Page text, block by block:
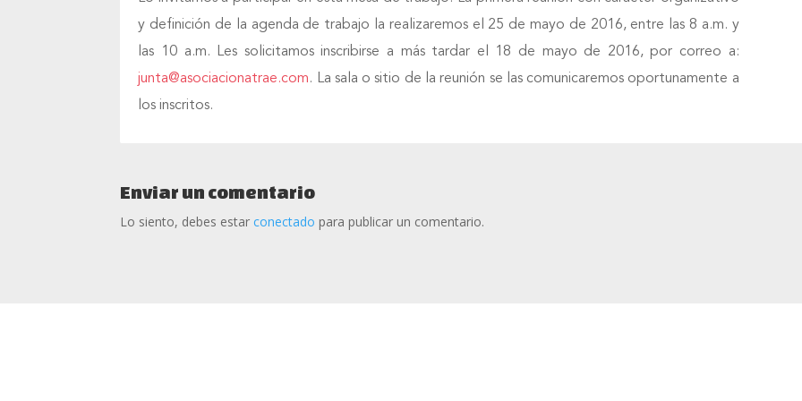
y definición de la agenda de trabajo la realizaremos el 25 de mayo de 2016, entre las 8 a.m. y
las 10 a.m. Les solicitamos inscribirse a más tardar el 18 de mayo de 2016, por correo a:
junta@asociacionatrae.com. La sala o sitio de la reunión se las comunicaremos oportunamente a
los inscritos.
Enviar un comentario
Lo siento, debes estarconectado para publicar un comentario.